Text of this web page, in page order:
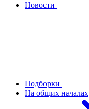
Новости
Подборки
На общих началах